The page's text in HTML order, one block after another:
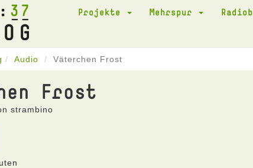
37 Projekte Mehrspur
Audio Väterchen Frost
Frost
strambino